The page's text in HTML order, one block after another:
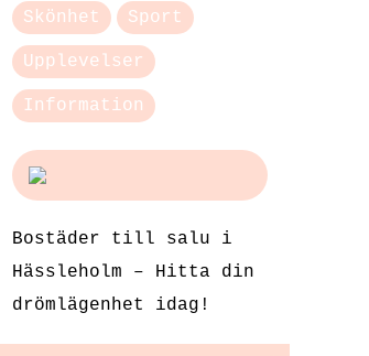
Skönhet Sport
Upplevelser
Information
Bostäder till salu i
Hässleholm – Hitta din
drömlägenhet idag!